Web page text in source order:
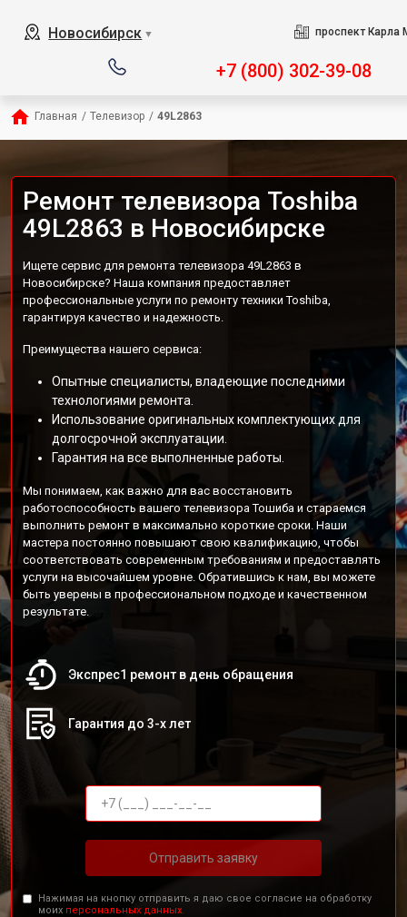
Новосибирск ▼ проспект Карла
+7 (800) 302-39-08
Главная / Телевизор / 49L2863
Ремонт телевизора Toshiba
49L2863 в Новосибирске
Ищете сервис для ремонта телевизора 49L2863 в
Новосибирске? Наша компания предоставляет
профессиональные услуги по ремонту техники Toshiba,
гарантируя качество и надежность.
Преимущества нашего сервиса:
Опытные специалисты, владеющие последними
технологиями ремонта.
Использование оригинальных комплектующих для
долгосрочной эксплуатации.
Гарантия на все выполненные работы.
Мы понимаем, как важно для вас восстановить
работоспособность вашего телевизора Тошиба и стараемся
выполнить ремонт в максимально короткие сроки. Наши
мастера постоянно повышают свою квалификацию, чтобы
соответствовать современным требованиям и предоставлять
услуги на высочайшем уровне. Обратившись к нам, вы можете
быть уверены в профессиональном подходе и качественном
результате.
Экспрес1 ремонт в день обращения
Гарантия до 3-х лет
Отправить заявку
Нажимая на кнопку отправить я даю свое согласие на обработку
моих персональных данных.